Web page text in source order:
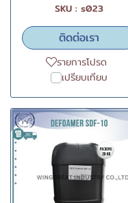
SKU : s023
ติดต่อเรา
รายการโปรด
เปรียบเทียบ